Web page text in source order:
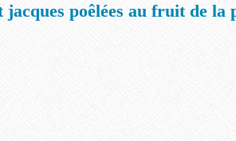
jacques poêlées au fruit de la